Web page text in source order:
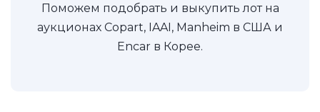
Поможем подобрать и выкупить лот на
аукционах Copart, IAAI, Manheim в США и
Encar в Корее.